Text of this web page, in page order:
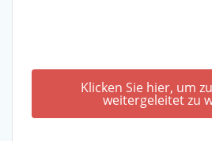
Klicken Sie hier, um
weitergeleitet zu